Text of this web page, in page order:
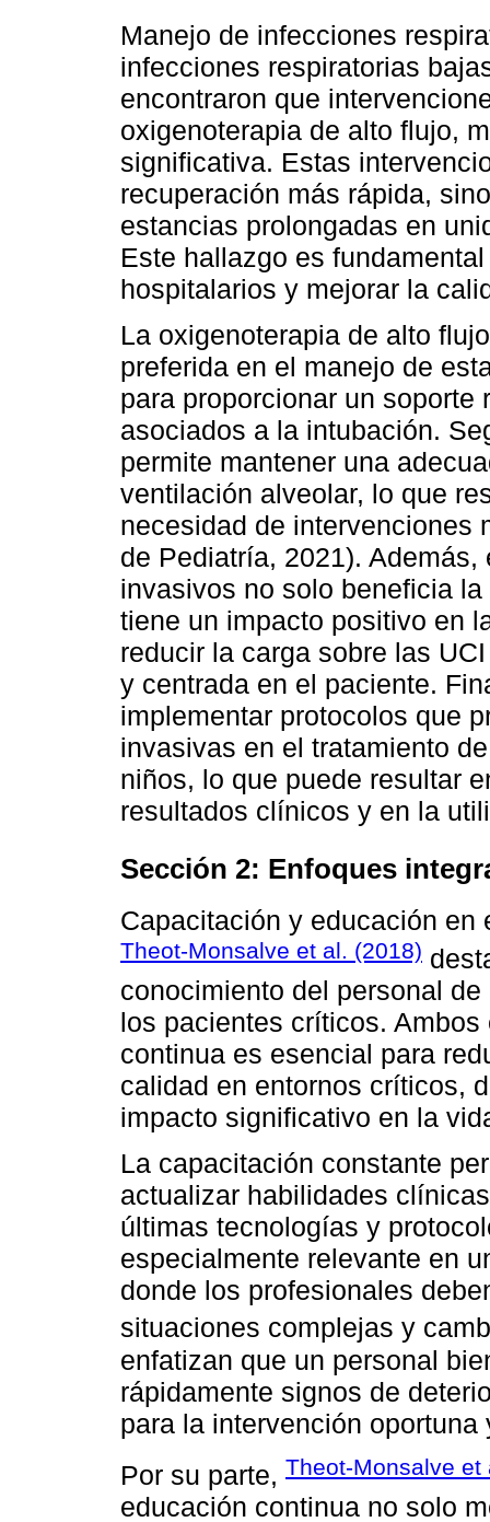
Manejo de infecciones
infecciones respiratorias
encontraron que
oxigenoterapia de alto flujo,
significativa. Estas
recuperación más rápida,
estancias prolongadas en
Este hallazgo es
hospitalarios y mejorar la
La oxigenoterapia de alto
preferida en el manejo de
para proporcionar un
asociados a la intubación.
permite mantener una
ventilación alveolar, lo que
necesidad de intervenciones
de Pediatría, 2021).
invasivos no solo beneficia
tiene un impacto positivo en
reducir la carga sobre las
y centrada en el paciente.
implementar protocolos que
invasivas en el tratamiento
niños, lo que puede resultar
resultados clínicos y en la
Sección 2: Enfoques
Capacitación y educación en
Theot-Monsalve et al. (2018)
conocimiento del personal
los pacientes críticos.
continua es esencial para
calidad en entornos críticos,
impacto significativo en la
La capacitación constante
actualizar habilidades
últimas tecnologías y
especialmente relevante en
donde los profesionales
situaciones complejas y
enfatizan que un personal
rápidamente signos de
para la intervención oportuna
Por su parte, Theot-Monsalve et
educación continua no solo